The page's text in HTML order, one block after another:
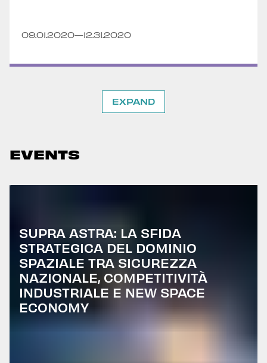
09.01.2020—12.31.2020
EXPAND
EVENTS
SUPRA ASTRA: LA SFIDA
STRATEGICA DEL DOMINIO
SPAZIALE TRA SICUREZZA
NAZIONALE, COMPETITIVITÀ
INDUSTRIALE E NEW SPACE
ECONOMY